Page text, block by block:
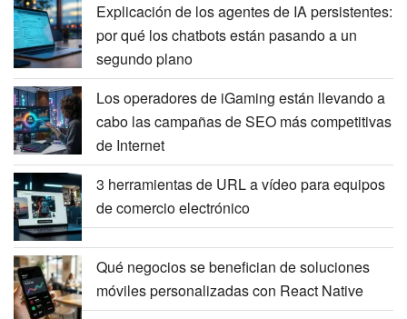
Explicación de los agentes de IA persistentes:
por qué los chatbots están pasando a un
segundo plano
Los operadores de iGaming están llevando a
cabo las campañas de SEO más competitivas
de Internet
3 herramientas de URL a vídeo para equipos
de comercio electrónico
Qué negocios se benefician de soluciones
móviles personalizadas con React Native